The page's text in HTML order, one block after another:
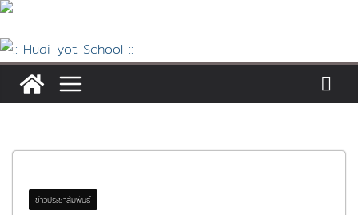
Skip
content
ข่าวประชาสัมพันธ์